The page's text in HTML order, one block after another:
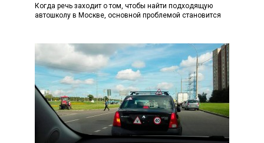
Когда речь заходит о том, чтобы найти подходящую
автошколу в Москве, основной проблемой становится